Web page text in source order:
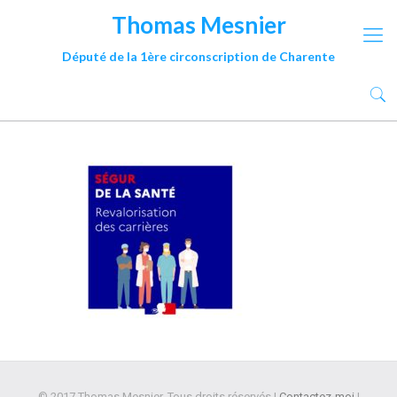
Thomas Mesnier
Député de la 1ère circonscription de Charente